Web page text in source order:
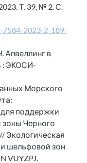
Т. 39, № 2. С.
7584-2023-2-189-
Апвеллинг в
: ЭКОСИ-
Морского
поддержки
Черного
Экологическая
шельфовой зон
VUYZPJ.